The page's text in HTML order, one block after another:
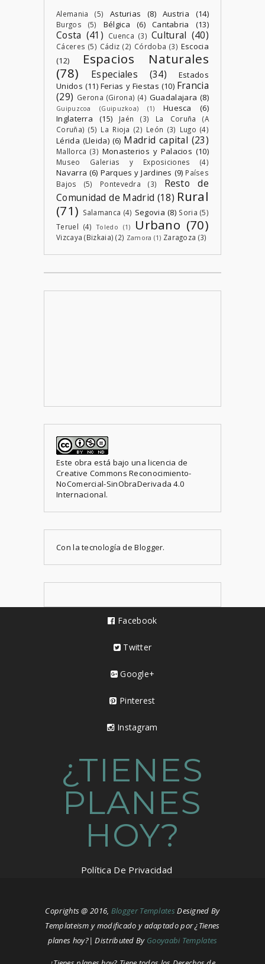
Alemania (5) Asturias (8) Austria (14)
Burgos (5) Bélgica (6) Cantabria (13)
Costa (41) Cuenca (3) Cultural (40)
Cáceres (5) Cádiz (2) Córdoba (3) Escocia
(12)
Espacios Naturales
(78)
Especiales (34)
Estados
Unidos (11) Ferias y Fiestas (10) Francia
(29) Gerona (Girona) (4) Guadalajara (8)
Guipuzcoa (Guipuzkoa) (1) Huesca
(6)
Inglaterra
(15) Jaén (3)
La Coruña (A
Coruña) (5) La Rioja (2) León (3) Lugo (4)
Lérida (Lleida) (6) Madrid capital (23)
Mallorca (3) Monasterios y Palacios (10)
Museo Galerias y Exposiciones (4)
Navarra (6) Parques y Jardines (9) Países
Bajos
(5) Pontevedra (3)
Resto de
Comunidad de Madrid (18) Rural
(71) Salamanca (4) Segovia (8) Soria (5)
Teruel (4) Toledo (1) Urbano (70)
Vizcaya (Bizkaia) (2) Zamora (1) Zaragoza (3)
Este obra está bajo unalicencia de
Creative Commons Reconocimiento-
NoComercial-SinObraDerivada 4.0
Internacional.
Con la tecnología deBlogger.
Facebook
Twitter
Google+
Pinterest
Instagram
¿TIENES
PLANES
HOY?
Política De Privacidad
Coprights @ 2016, Blogger Templates Designed By
Templateism y modificado y adaptado por ¿Tienes
planes hoy?| Distributed By Gooyaabi Templates